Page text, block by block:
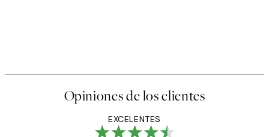
Opiniones de los clientes
EXCELENTES